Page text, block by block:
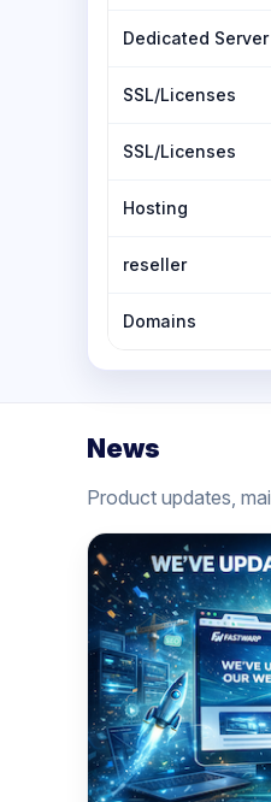
Dedicated Server
SSL/Licenses
SSL/Licenses
Hosting
reseller
Domains
News
Product updates,